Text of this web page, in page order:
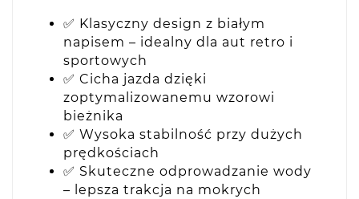
✅ Klasyczny design z białym
napisem – idealny dla aut retro i
sportowych
✅ Cicha jazda dzięki
zoptymalizowanemu wzorowi
bieżnika
✅ Wysoka stabilność przy dużych
prędkościach
✅ Skuteczne odprowadzanie wody
– lepsza trakcja na mokrych